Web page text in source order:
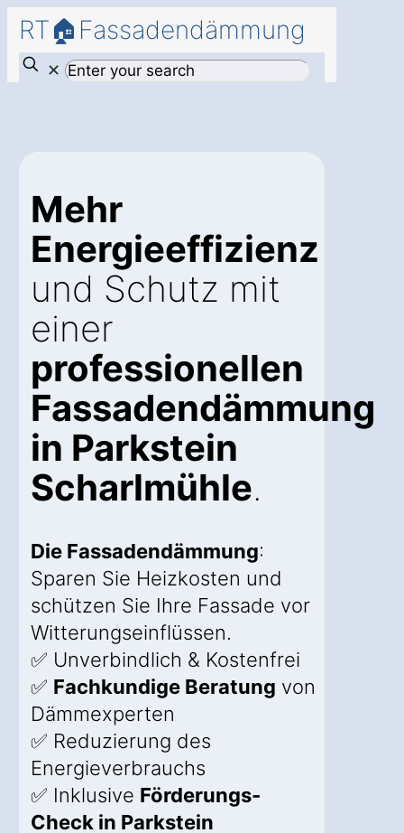
RT🏠Fassadendämmung
✕
Mehr
Energieeffizienz
und Schutz mit
einer
professionellen
Fassadendämmung
in Parkstein
Scharlmühle.
Die Fassadendämmung:
Sparen Sie Heizkosten und
schützen Sie Ihre Fassade vor
Witterungseinflüssen.
✅ Unverbindlich & Kostenfrei
✅ Fachkundige Beratung von
Dämmexperten
✅ Reduzierung des
Energieverbrauchs
✅ Inklusive Förderungs-
Check in Parkstein